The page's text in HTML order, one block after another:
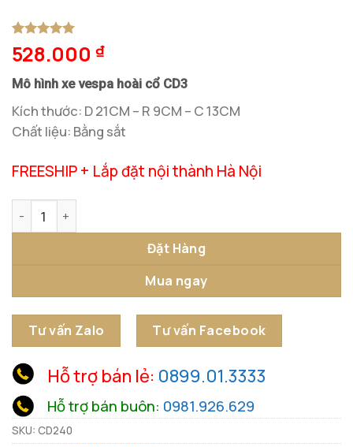
5trên 5
dựa trên
1
528.000 ₫
Mô hình xe vespa hoài cổ CD3
Kích thước: D 21CM – R 9CM – C 13CM
Chất liệu: Bằng sắt
FREESHIP + Lắp đặt nội thành Hà Nội
Mô Hình Xe Vespa Hoài Cổ CD3 số lượng
Đặt Hàng
Mua ngay
Tư vấn Zalo Tư vấn Facebook
Hỗ trợ bán lẻ: 0899.01.3333
Hỗ trợ bán buôn: 0981.926.629
SKU: CD240